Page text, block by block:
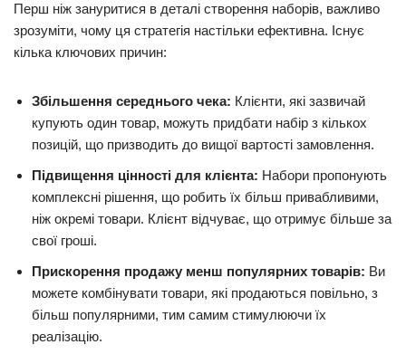
Перш ніж зануритися в деталі створення наборів, важливо
зрозуміти, чому ця стратегія настільки ефективна. Існує
кілька ключових причин:
Збільшення середнього чека: Клієнти, які зазвичай
купують один товар, можуть придбати набір з кількох
позицій, що призводить до вищої вартості замовлення.
Підвищення цінності для клієнта: Набори пропонують
комплексні рішення, що робить їх більш привабливими,
ніж окремі товари. Клієнт відчуває, що отримує більше за
свої гроші.
Прискорення продажу менш популярних товарів: Ви
можете комбінувати товари, які продаються повільно, з
більш популярними, тим самим стимулюючи їх
реалізацію.